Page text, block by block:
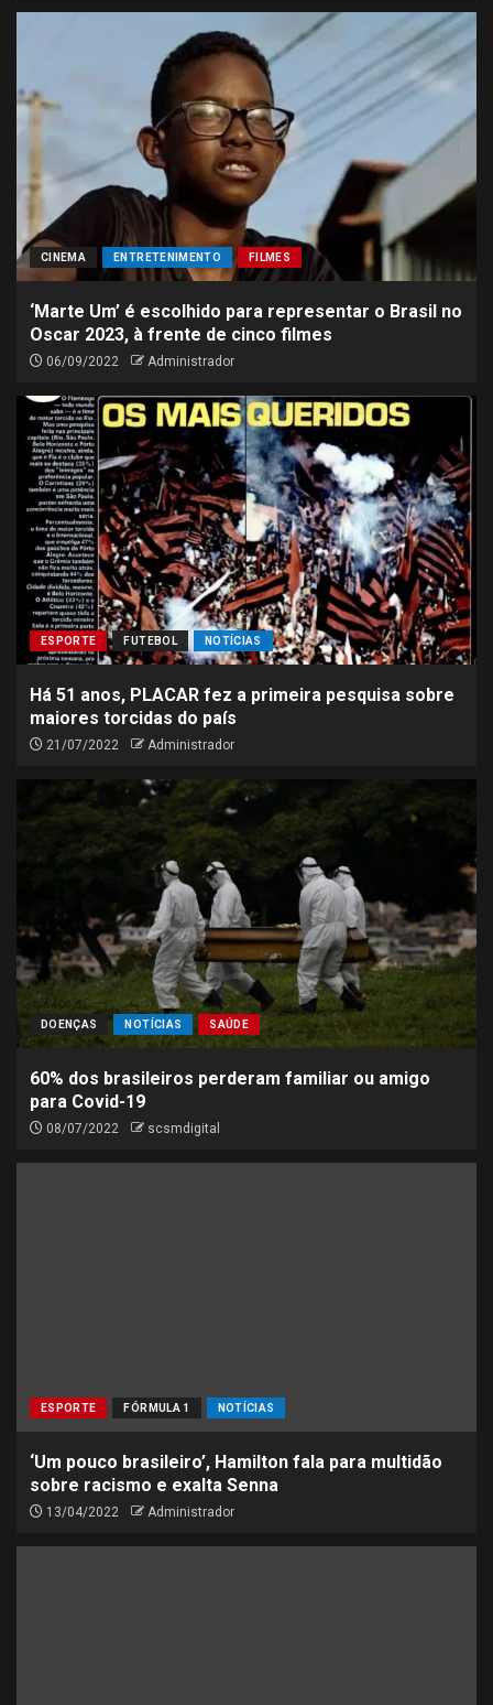
CINEMA ENTRETENIMENTO FILMES
‘Marte Um’ é escolhido para representar o Brasil no
Oscar 2023, à frente de cinco filmes
06/09/2022 Administrador
ESPORTE FUTEBOL NOTÍCIAS
Há 51 anos, PLACAR fez a primeira pesquisa sobre
maiores torcidas do país
21/07/2022 Administrador
DOENÇAS NOTÍCIAS SAÚDE
60% dos brasileiros perderam familiar ou amigo
para Covid-19
08/07/2022 scsmdigital
ESPORTE FÓRMULA 1 NOTÍCIAS
‘Um pouco brasileiro’, Hamilton fala para multidão
sobre racismo e exalta Senna
13/04/2022 Administrador